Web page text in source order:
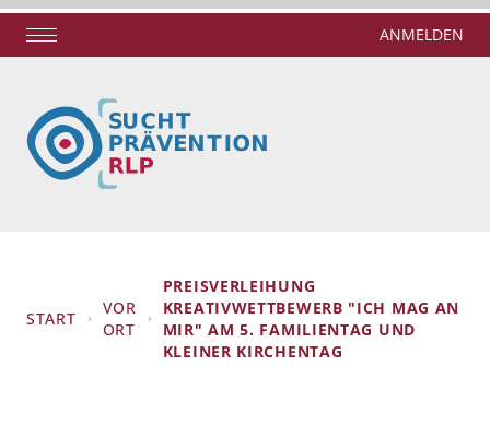
ANMELDEN
START
VOR
ORT
PREISVERLEIHUNG
KREATIVWETTBEWERB "ICH MAG AN
MIR" AM 5. FAMILIENTAG UND
KLEINER KIRCHENTAG